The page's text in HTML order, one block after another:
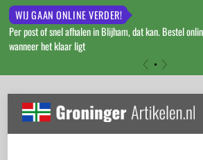
WIJ GAAN ONLINE VERDER!
Per post of snel afhalen in Blijham, dat kan. Bestel
wanneer het klaar ligt
content